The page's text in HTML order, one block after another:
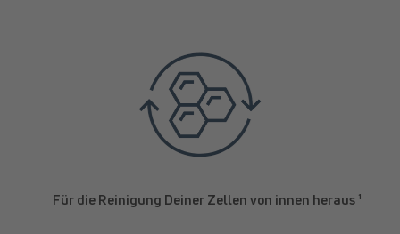
Für die Reinigung Deiner Zellen von innen heraus ¹